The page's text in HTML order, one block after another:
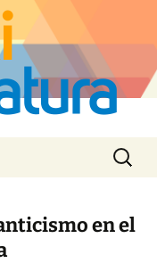
Buscar:
en el